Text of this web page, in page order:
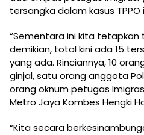
tersangka dalam kasus TPPO
“Sementara ini kita tetapkan
demikian, total kini ada 15
yang ada. Rinciannya, 10
ginjal, satu orang anggota
orang oknum petugas
Metro Jaya Kombes Hengki
“Kita secara